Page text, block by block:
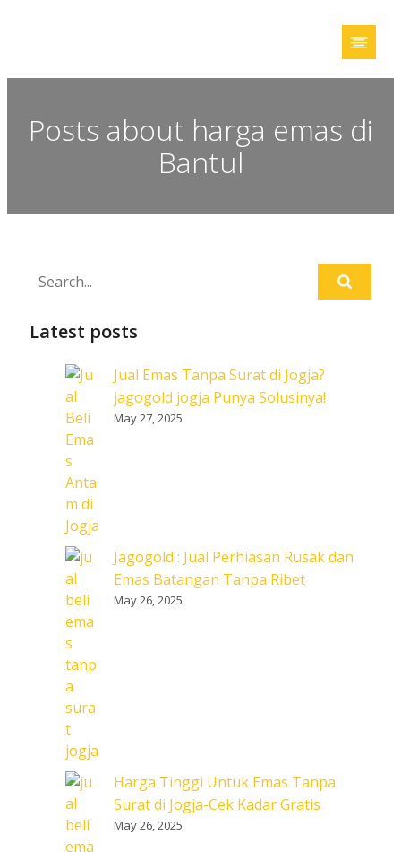
Posts about harga emas di
Bantul
Latest posts
Jual Emas Tanpa Surat di Jogja?
jagogold jogja Punya Solusinya!
May 27, 2025
Jagogold : Jual Perhiasan Rusak dan
Emas Batangan Tanpa Ribet
May 26, 2025
Harga Tinggi Untuk Emas Tanpa
Surat di Jogja-Cek Kadar Gratis
May 26, 2025